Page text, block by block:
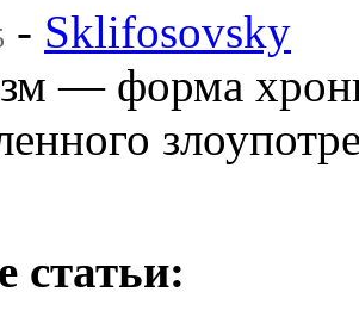
- Sklifosovsky
— форма
статьи: